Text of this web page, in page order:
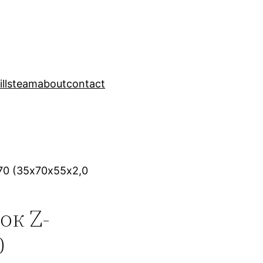
teamaboutcontact
(35х70х55х2,0
Z-